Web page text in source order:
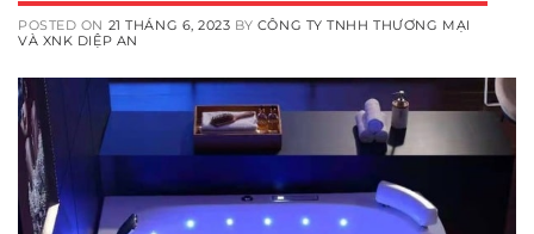
POSTED ON 21 THÁNG 6, 2023 BY CÔNG TY TNHH THƯƠNG MẠI
VÀ XNK DIỆP AN